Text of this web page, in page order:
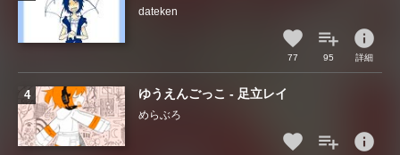
dateken
77 95
info
詳細
ゆうえんごっこ - 足立レイ
めらぶろ
info